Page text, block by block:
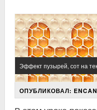
Эффект пузырей, сот на
ОПУБЛИКОВАЛ: